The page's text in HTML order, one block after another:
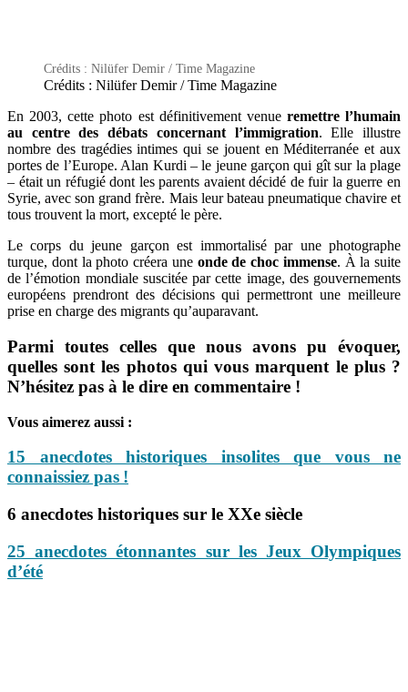
Crédits : Nilüfer Demir / Time Magazine
Crédits : Nilüfer Demir / Time Magazine
En 2003, cette photo est définitivement venueremettre l’humain
au centre des débats concernant l’immigration. Elle illustre
nombre des tragédies intimes qui se jouent en Méditerranée et aux
portes de l’Europe. Alan Kurdi – le jeune garçon qui gît sur la plage
– était un réfugié dont les parents avaient décidé de fuir la guerre en
Syrie, avec son grand frère. Mais leur bateau pneumatique chavire et
tous trouvent la mort, excepté le père.
Le corps du jeune garçon est immortalisé par une photographe
turque, dont la photo créera une onde de choc immense. À la suite
de l’émotion mondiale suscitée par cette image, des gouvernements
européens prendront des décisions qui permettront une meilleure
prise en charge des migrants qu’auparavant.
Parmi toutes celles que nous avons pu évoquer,
quelles sont les photos qui vous marquent le plus ?
N’hésitez pas à le dire en commentaire !
Vous aimerez aussi :
15 anecdotes historiques insolites que vous ne
connaissiez pas !
6 anecdotes historiques sur le XXe siècle
25 anecdotes étonnantes sur les Jeux Olympiques
d’été